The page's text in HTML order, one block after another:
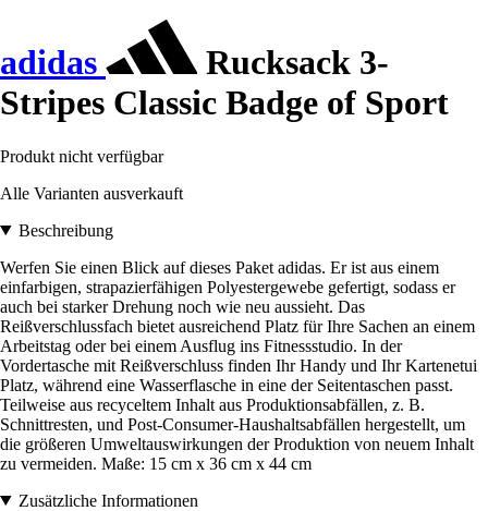
adidas
Rucksack 3-
Stripes Classic Badge of Sport
Produkt nicht verfügbar
Alle Varianten ausverkauft
Beschreibung
Werfen Sie einen Blick auf dieses Paket adidas. Er ist aus einem
einfarbigen, strapazierfähigen Polyestergewebe gefertigt, sodass er
auch bei starker Drehung noch wie neu aussieht. Das
Reißverschlussfach bietet ausreichend Platz für Ihre Sachen an einem
Arbeitstag oder bei einem Ausflug ins Fitnessstudio. In der
Vordertasche mit Reißverschluss finden Ihr Handy und Ihr Kartenetui
Platz, während eine Wasserflasche in eine der Seitentaschen passt.
Teilweise aus recyceltem Inhalt aus Produktionsabfällen, z. B.
Schnittresten, und Post-Consumer-Haushaltsabfällen hergestellt, um
die größeren Umweltauswirkungen der Produktion von neuem Inhalt
zu vermeiden. Maße: 15 cm x 36 cm x 44 cm
Zusätzliche Informationen